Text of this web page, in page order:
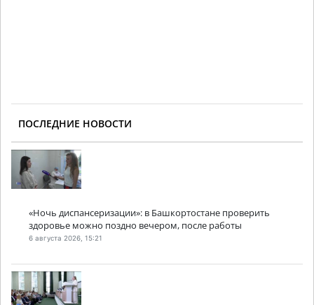
ПОСЛЕДНИЕ НОВОСТИ
«Ночь диспансеризации»: в Башкортостане проверить
здоровье можно поздно вечером, после работы
6 августа 2026, 15:21